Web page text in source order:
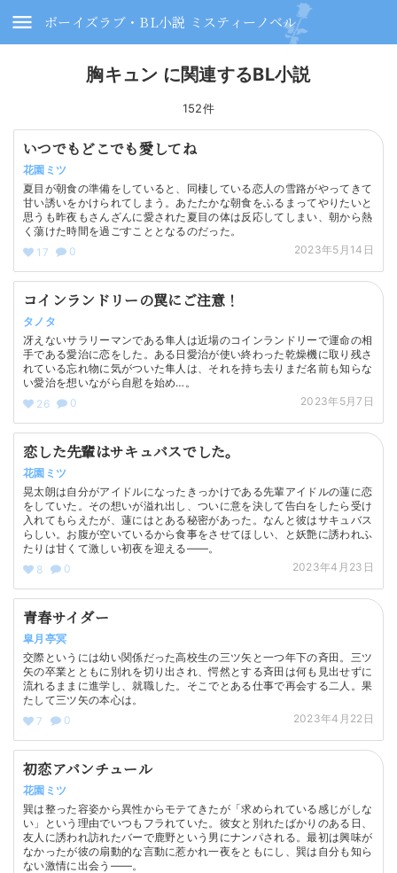
ボーイズラブ・BL小説 ミスティーノベル
胸キュン に関連するBL小説
152件
いつでもどこでも愛してね
花園ミツ
夏目が朝食の準備をしていると、同棲している恋人の雪路がやってきて
甘い誘いをかけられてしまう。あたたかな朝食をふるまってやりたいと
思うも昨夜もさんざんに愛された夏目の体は反応してしまい、朝から熱
く蕩けた時間を過ごすこととなるのだった。
17
0 2023年5月14日
コインランドリーの罠にご注意！
タノタ
冴えないサラリーマンである隼人は近場のコインランドリーで運命の相
手である愛治に恋をした。ある日愛治が使い終わった乾燥機に取り残さ
れている忘れ物に気がついた隼人は、それを持ち去りまだ名前も知らな
い愛治を想いながら自慰を始め…。
26
0 2023年5月7日
恋した先輩はサキュバスでした。
花園ミツ
晃太朗は自分がアイドルになったきっかけである先輩アイドルの蓮に恋
をしていた。その想いが溢れ出し、ついに意を決して告白をしたら受け
入れてもらえたが、蓮にはとある秘密があった。なんと彼はサキュバス
らしい。お腹が空いているから食事をさせてほしい、と妖艶に誘われふ
たりは甘くて激しい初夜を迎える——。
8
0 2023年4月23日
青春サイダー
皐月亭冥
交際というには幼い関係だった高校生の三ツ矢と一つ年下の斉田。三ツ
矢の卒業とともに別れを切り出され、愕然とする斉田は何も見出せずに
流れるままに進学し、就職した。そこでとある仕事で再会する二人。果
たして三ツ矢の本心は。
7
0 2023年4月22日
初恋アバンチュール
花園ミツ
巽は整った容姿から異性からモテてきたが「求められている感じがしな
い」という理由でいつもフラれていた。彼女と別れたばかりのある日、
友人に誘われ訪れたバーで鹿野という男にナンパされる。最初は興味が
なかったが彼の扇動的な言動に惹かれ一夜をともにし、巽は自分も知ら
ない激情に出会う——。